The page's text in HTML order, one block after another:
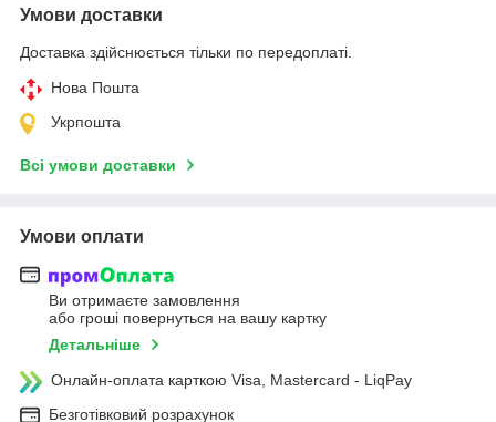
Умови доставки
Доставка здійснюється тільки по передоплаті.
Нова Пошта
Укрпошта
Всі умови доставки
Умови оплати
Ви отримаєте замовлення
або гроші повернуться на вашу картку
Детальніше
Онлайн-оплата карткою Visa, Mastercard - LiqPay
Безготівковий розрахунок